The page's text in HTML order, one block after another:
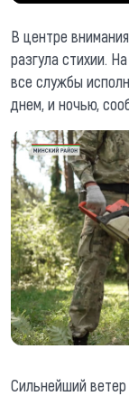
В центре
разгула стихии.
все службы
днем, и ночью,
Сильнейший